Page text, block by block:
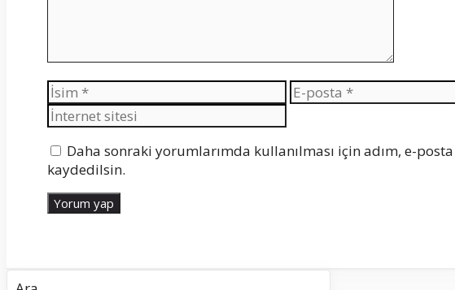
İsim
E-
posta
Daha sonraki yorumlarımda kullanılması için adım, e-
kaydedilsin.